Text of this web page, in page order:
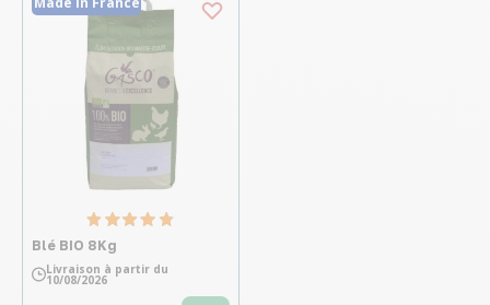
Blé BIO 8Kg
Livraison à partir du
10/08/2026